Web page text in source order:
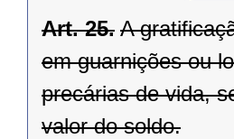
Art. 25. A
em guarnições ou
precárias de vida,
valor do soldo.